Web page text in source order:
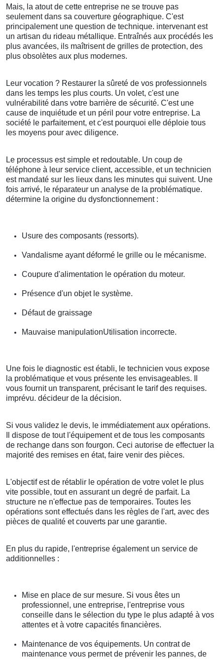
Mais, la atout de cette entreprise ne se trouve pas
seulement dans sa couverture géographique. C'est
principalement une question de technique. intervenant est
un artisan du rideau métallique. Entraînés aux procédés les
plus avancées, ils maîtrisent de grilles de protection, des
plus obsolètes aux plus modernes.
Leur vocation ? Restaurer la sûreté de vos professionnels
dans les temps les plus courts. Un volet, c'est une
vulnérabilité dans votre barrière de sécurité. C'est une
cause de inquiétude et un péril pour votre entreprise. La
société le parfaitement, et c'est pourquoi elle déploie tous
les moyens pour avec diligence.
Le processus est simple et redoutable. Un coup de
téléphone à leur service client, accessible, et un technicien
est mandaté sur les lieux dans les minutes qui suivent. Une
fois arrivé, le réparateur un analyse de la problématique.
détermine la origine du dysfonctionnement :
Usure des composants (ressorts).
Vandalisme ayant déformé le grille ou le mécanisme.
Coupure d'alimentation le opération du moteur.
Présence d'un objet le système.
Défaut de graissage
Mauvaise manipulationUtilisation incorrecte.
Une fois le diagnostic est établi, le technicien vous expose
la problématique et vous présente les envisageables. Il
vous fournit un transparent, précisant le tarif des requises.
imprévu. décideur de la décision.
Si vous validez le devis, le immédiatement aux opérations.
Il dispose de tout l'équipement et de tous les composants
de rechange dans son fourgon. Ceci autorise de effectuer la
majorité des remises en état, faire venir des pièces.
L'objectif est de rétablir le opération de votre volet le plus
vite possible, tout en assurant un degré de parfait. La
structure ne n'effectue pas de temporaires. Toutes les
opérations sont effectués dans les règles de l'art, avec des
pièces de qualité et couverts par une garantie.
En plus du rapide, l'entreprise également un service de
additionnelles :
Mise en place de sur mesure. Si vous êtes un
professionnel, une entreprise, l'entreprise vous
conseille dans le sélection du type le plus adapté à vos
attentes et à votre capacités financières.
Maintenance de vos équipements. Un contrat de
maintenance vous permet de prévenir les pannes, de